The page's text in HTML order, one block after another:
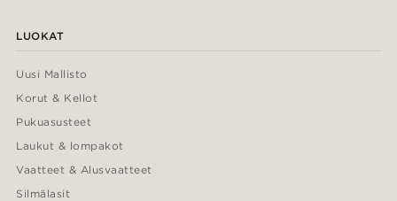
LUOKAT
Uusi Mallisto
Korut & Kellot
Pukuasusteet
Laukut & lompakot
Vaatteet & Alusvaatteet
Silmälasit